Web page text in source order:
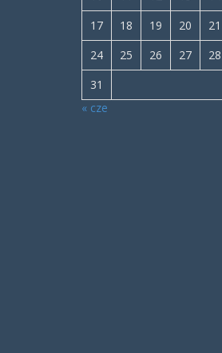
17
18 19 20 21
24
25 26 27 28
31
« cze